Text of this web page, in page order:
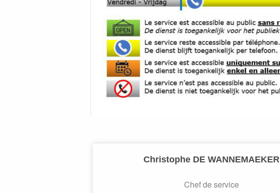
Christophe DE WANNEMAEKER
Chef de service